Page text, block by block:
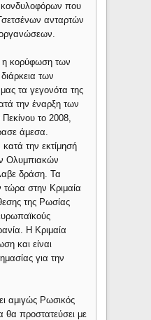
που
ανταρτών
η κορύφωση των
των
τα γεγονότα της
την έναρξη των
το 2008,
άμεσα.
την εκτίμησή
Ολυμπιακών
δράση. Τα
στην Κριμαία
της Ρωσίας
Η Κριμαία
και είναι
για την
αμιγώς Ρωσικός
προστατεύσει με